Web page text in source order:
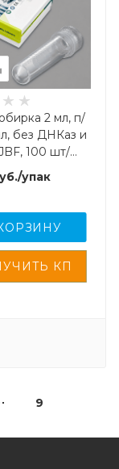
2 мл, п/
без ДНКаз и
100 шт/
/упак
9